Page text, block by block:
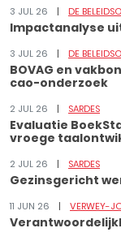
3 JUL 26 DE
Impactanalyse
3 JUL 26 DE
BOVAG en
cao-onderzoek
2 JUL 26 SARDES
Evaluatie
vroege
2 JUL 26 SARDES
Gezinsgericht
11 JUN 26 VERWEY-